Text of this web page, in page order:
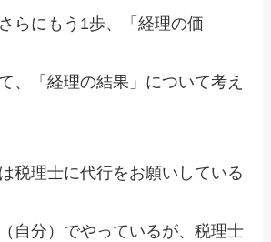
らにもう1歩、「経理の価
、「経理の結果」について考え
税理士に代行をお願いしている
自分）でやっているが、税理士